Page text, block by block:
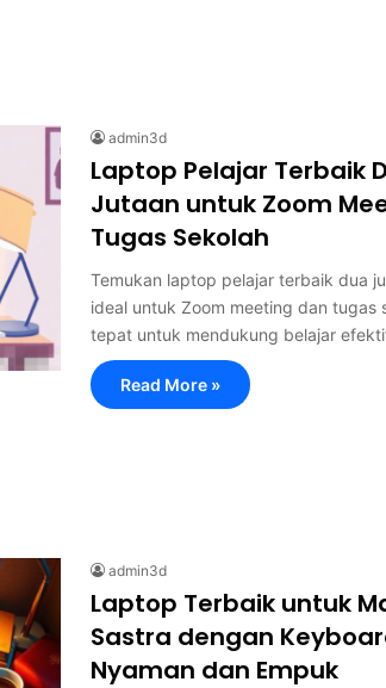
admin3d
Laptop Pelajar Terbaik
Jutaan untuk Zoom
Tugas Sekolah
Temukan laptop pelajar terbaik dua
ideal untuk Zoom meeting dan tugas
tepat untuk mendukung belajar
Read More »
admin3d
Laptop Terbaik untuk
Sastra dengan
Nyaman dan Empuk